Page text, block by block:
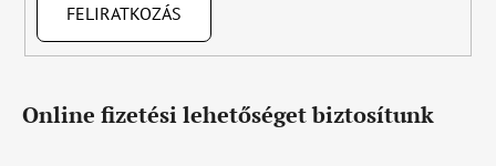
FELIRATKOZÁS
Online fizetési lehetőséget biztosítunk